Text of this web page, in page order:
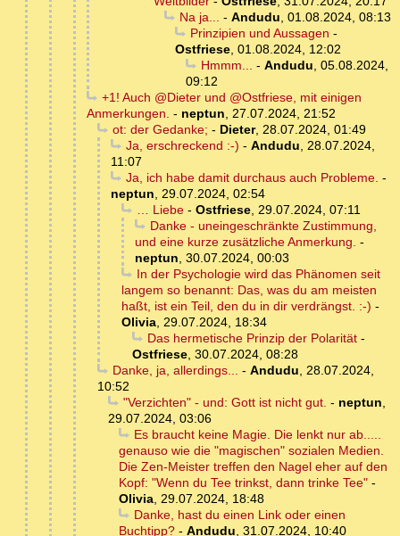
Na ja... - Andudu, 01.08.2024, 08:13
Prinzipien und Aussagen -
Ostfriese, 01.08.2024, 12:02
Hmmm... - Andudu, 05.08.2024,
09:12
+1! Auch @Dieter und @Ostfriese, mit einigen
Anmerkungen. - neptun, 27.07.2024, 21:52
ot: der Gedanke; - Dieter, 28.07.2024, 01:49
Ja, erschreckend :-) - Andudu, 28.07.2024,
11:07
Ja, ich habe damit durchaus auch Probleme. -
neptun, 29.07.2024, 02:54
… Liebe- Ostfriese, 29.07.2024, 07:11
Danke - uneingeschränkte Zustimmung,
und eine kurze zusätzliche Anmerkung. -
neptun, 30.07.2024, 00:03
In der Psychologie wird das Phänomen seit
langem so benannt: Das, was du am meisten
haßt, ist ein Teil, den du in dir verdrängst. :-) -
Olivia, 29.07.2024, 18:34
Das hermetische Prinzip der Polarität-
Ostfriese, 30.07.2024, 08:28
Danke, ja, allerdings... - Andudu, 28.07.2024,
10:52
"Verzichten" - und: Gott ist nicht gut. - neptun,
29.07.2024, 03:06
Es braucht keine Magie. Die lenkt nur ab.....
genauso wie die "magischen" sozialen Medien.
Die Zen-Meister treffen den Nagel eher auf den
Kopf: "Wenn du Tee trinkst, dann trinke Tee" -
Olivia, 29.07.2024, 18:48
Danke, hast du einen Link oder einen
Buchtipp? - Andudu, 31.07.2024, 10:40